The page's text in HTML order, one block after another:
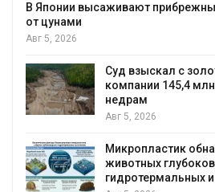
В Японии высаживают
от цунами
Авг 5, 2026
Суд взыскал с
компании 145,4
недрам
Авг 5, 2026
Микропластик
животных
гидротермальных